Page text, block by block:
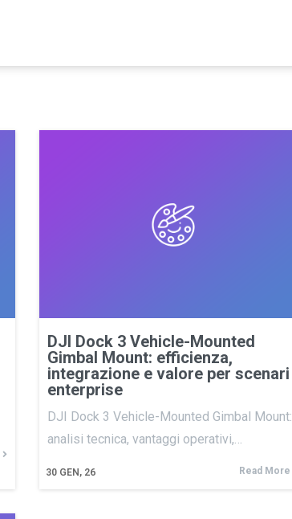
DJI Dock 3 Vehicle-Mounted
Gimbal Mount: efficienza,
integrazione e valore per scenari
enterprise
30 GEN, 26
DJI Dock 3 Vehicle-Mounted Gimbal Mount:
analisi tecnica, vantaggi operativi,…
Read More